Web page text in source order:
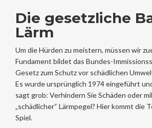
Die gesetzliche
Lärm
Um die Hürden zu meistern, müssen wir
Fundament bildet das Bundes-
Gesetz zum Schutz vor schädlichen
Es wurde ursprünglich 1974 eingeführt
sagt grob: Verhindern Sie Schäden oder
„schädlicher“ Lärmpegel? Hier kommt die
Spiel.